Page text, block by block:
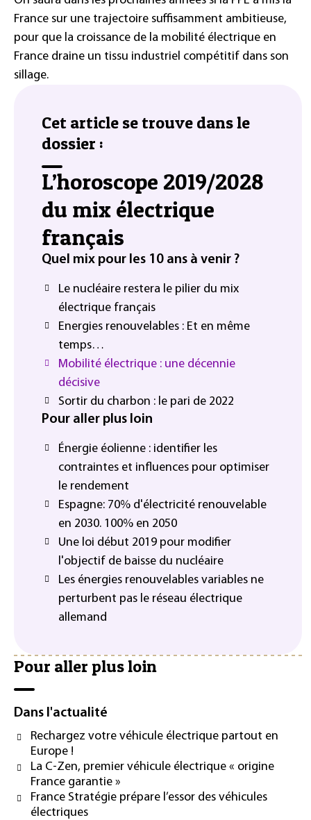
France sur une trajectoire suffisamment ambitieuse,
pour que la croissance de la mobilité électrique en
France draine un tissu industriel compétitif dans son
sillage.
Cet article se trouve dans le
dossier :
L’horoscope 2019/2028
du mix électrique
français
Quel mix pour les 10 ans à venir ?
Le nucléaire restera le pilier du mix
électrique français
Energies renouvelables : Et en même
temps…
Mobilité électrique : une décennie
décisive
Sortir du charbon : le pari de 2022
Pour aller plus loin
Énergie éolienne : identifier les
contraintes et influences pour optimiser
le rendement
Espagne: 70% d'électricité renouvelable
en 2030. 100% en 2050
Une loi début 2019 pour modifier
l'objectif de baisse du nucléaire
Les énergies renouvelables variables ne
perturbent pas le réseau électrique
allemand
Pour aller plus loin
Dans l'actualité
Rechargez votre véhicule électrique partout en
Europe !
La C-Zen, premier véhicule électrique « origine
France garantie »
France Stratégie prépare l’essor des véhicules
électriques